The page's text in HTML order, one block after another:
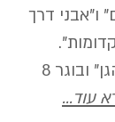
ו"אבני דרך
".
מדריך ותיק ב"שומרי הגן" ובוגר 8
עוד...